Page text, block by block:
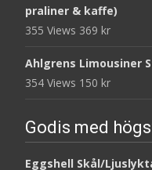
praliner & kaffe)
355 Views 369 kr
Ahlgrens Limousiner
354 Views 150 kr
Godis med
Eggshell Skål/